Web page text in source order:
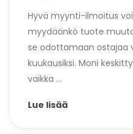
Hyvä myynti-ilmoitus
myydäänkö tuote
se odottamaan ostajaa
kuukausiksi. Moni
vaikka ...
Lue lisää